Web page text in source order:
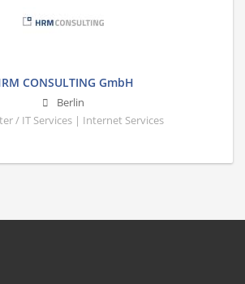
CONSULTING GmbH
Berlin
/ IT Services | Internet Services